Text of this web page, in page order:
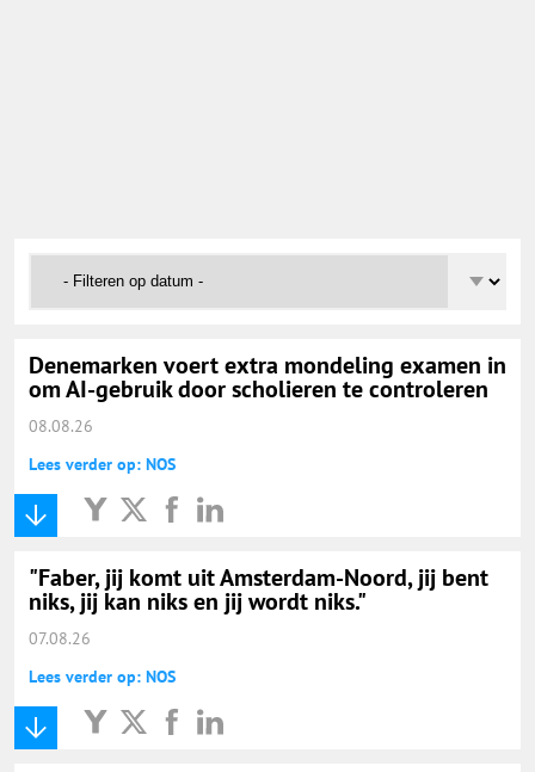
Yurls.net
Vacaturewijzer Basisonderwijs
Denemarken voert extra mondeling examen in
om AI-gebruik door scholieren te controleren
08.08.26
Lees verder op: NOS
"Faber, jij komt uit Amsterdam-Noord, jij bent
niks, jij kan niks en jij wordt niks."
07.08.26
Lees verder op: NOS